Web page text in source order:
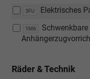
3FU Elektrisches
1M6
Schwenkbare
Räder & Technik